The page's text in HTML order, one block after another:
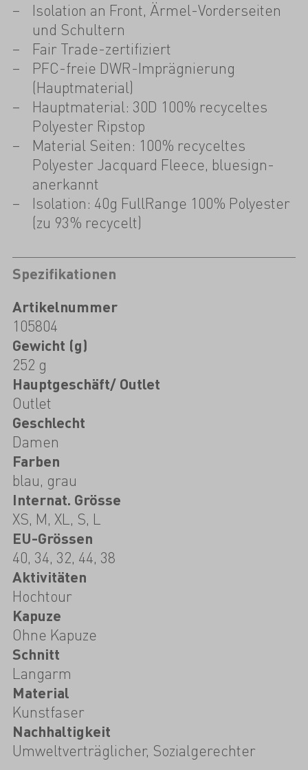
Isolation an Front, Ärmel-Vorderseiten
und Schultern
Fair Trade-zertifiziert
PFC-freie DWR-Imprägnierung
(Hauptmaterial)
Hauptmaterial: 30D 100% recyceltes
Polyester Ripstop
Material Seiten: 100% recyceltes
Polyester Jacquard Fleece, bluesign-
anerkannt
Isolation: 40g FullRange 100% Polyester
(zu 93% recycelt)
Spezifikationen
Artikelnummer
105804
Gewicht (g)
252 g
Hauptgeschäft/ Outlet
Outlet
Geschlecht
Damen
Farben
blau, grau
Internat. Grösse
XS, M, XL, S, L
EU-Grössen
40, 34, 32, 44, 38
Aktivitäten
Hochtour
Kapuze
Ohne Kapuze
Schnitt
Langarm
Material
Kunstfaser
Nachhaltigkeit
Umweltverträglicher, Sozialgerechter